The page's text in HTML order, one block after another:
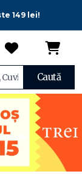
149 lei!
Caută